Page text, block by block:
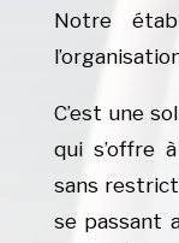
Notre
C’est une
qui s’offre
sans
se passant